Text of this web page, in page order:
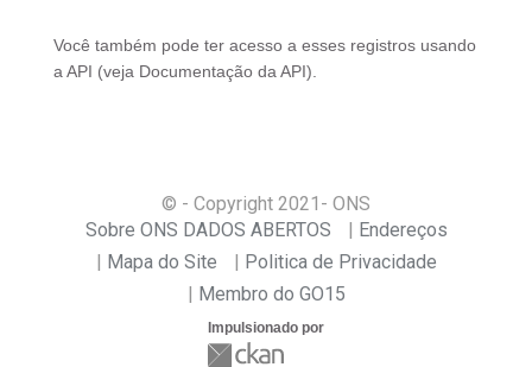
Você também pode ter acesso a esses registros usando
a API (veja Documentação da API ).
© - Copyright 2021 - ONS
Sobre ONS DADOS ABERTOS
Endereços
Mapa do Site
Politica de Privacidade
Membro do GO15
Impulsionado por